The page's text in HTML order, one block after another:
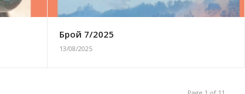
Брой 7/2025
13/08/2025